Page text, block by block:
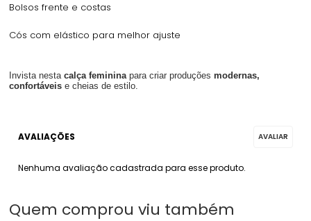
Bolsos frente e costas
Cós com elástico para melhor ajuste
Invista nestacalça femininapara criar produçõesmodernas,
confortáveis e cheias de estilo.
Nenhuma avaliação cadastrada para esse produto.
Quem comprou viu também